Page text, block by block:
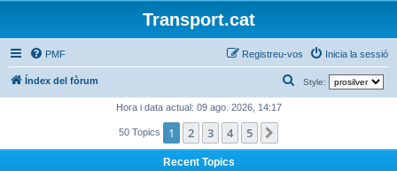
Transport.cat
PMF Inicia la sessió
Registreu-vos
Índex del fòrum Style:
e
Hora i data actual: 09 ago. 2026, 14:17
50 Topics 1 2 3 4 5
Recent Topics